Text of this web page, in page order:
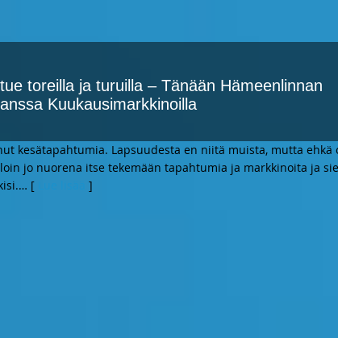
toreilla ja turuilla – Tänään Hämeenlinnan
Kuukausimarkkinoilla
kesätapahtumia. Lapsuudesta en niitä muista, mutta ehkä
jo nuorena itse tekemään tapahtumia ja markkinoita ja
… [ ]